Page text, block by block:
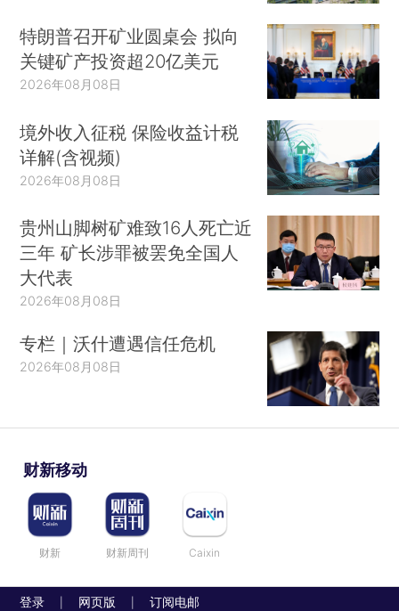
特朗普召开矿业圆桌会 拟向
关键矿产投资超20亿美元
2026年08月08日
境外收入征税 保险收益计税
详解(含视频)
2026年08月08日
贵州山脚树矿难致16人死亡近
三年 矿长涉罪被罢免全国人
大代表
2026年08月08日
专栏｜沃什遭遇信任危机
2026年08月08日
财新移动
财新 财新周刊 Caixin
登录 网页版 订阅电邮